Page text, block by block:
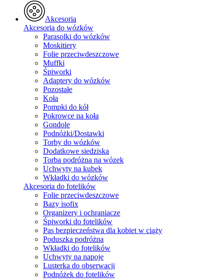
Akcesoria
Akcesoria do wózków
Parasolki do wózków
Moskitiery
Folie przeciwdeszczowe
Muffki
Śpiworki
Adaptery do wózków
Pozostałe
Koła
Pompki do kół
Pokrowce na koła
Gondole
Podnóżki/Dostawki
Torby do wózków
Dodatkowe siedziska
Torba podróżna na wózek
Uchwyty na kubek
Wkładki do wózków
Akcesoria do fotelików
Folie przeciwdeszczowe
Bazy isofix
Organizery i ochraniacze
Śpiworki do fotelików
Pas bezpieczeństwa dla kobiet w ciąży
Poduszka podróżna
Wkładki do fotelików
Uchwyty na napoje
Lusterka do obserwacji
Podnóżek do fotelików